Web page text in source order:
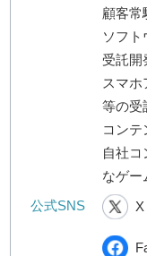
顧客常
ソフト
受託開
スマホ
等の受
コンテ
自社コ
なゲー
公式SNS
X